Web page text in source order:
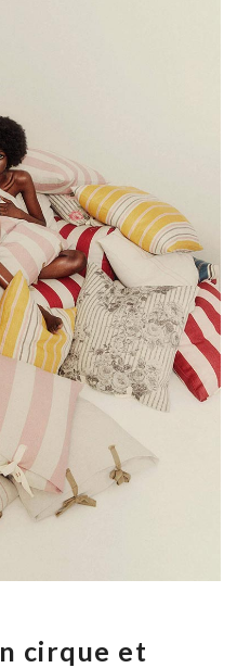
cirque et